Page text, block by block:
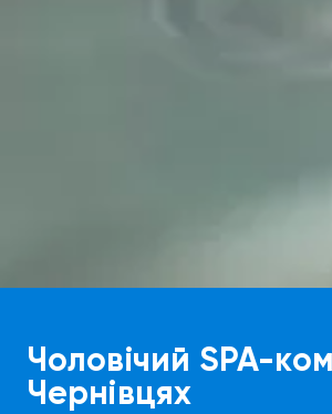
Чоловічий SPA-
Чернівцях